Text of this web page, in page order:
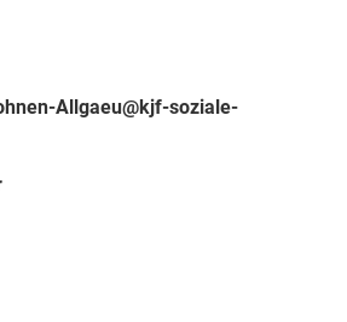
Allgaeu@kjf-soziale-